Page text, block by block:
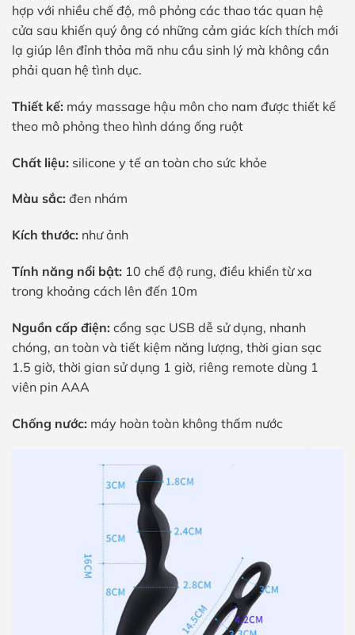
hợp với nhiều chế độ, mô phỏng các thao tác quan hệ
cửa sau khiến quý ông có những cảm giác kích thích mới
lạ giúp lên đỉnh thỏa mã nhu cầu sinh lý mà không cần
phải quan hệ tình dục.
Thiết kế: máy massage hậu môn cho nam được thiết kế
theo mô phỏng theo hình dáng ống ruột
Chất liệu: silicone y tế an toàn cho sức khỏe
Màu sắc: đen nhám
Kích thước: như ảnh
Tính năng nổi bật: 10 chế độ rung, điều khiển từ xa
trong khoảng cách lên đến 10m
Nguồn cấp điện: cổng sạc USB dễ sử dụng, nhanh
chóng, an toàn và tiết kiệm năng lượng, thời gian sạc
1.5 giờ, thời gian sử dụng 1 giờ, riêng remote dùng 1
viên pin AAA
Chống nước: máy hoàn toàn không thấm nước